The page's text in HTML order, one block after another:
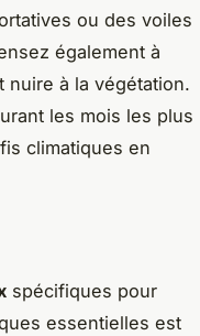
ou des voiles
également à
nuire à la végétation.
les mois les plus
climatiques en
spécifiques pour
essentielles est